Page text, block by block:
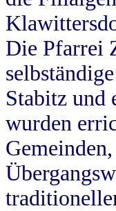
Die Pfarrei
Stabitz und
wurden